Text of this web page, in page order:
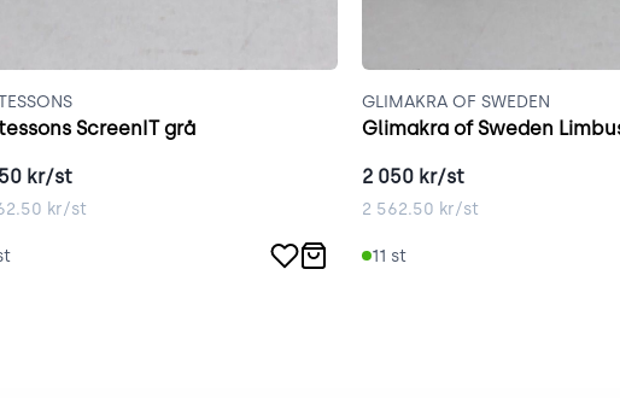
ScreenIT grå
kr/st
kr/st
GLIMAKRA OF SWEDEN
Glimakra of Sweden
2 050 kr/st
2 562.50 kr/st
11 st